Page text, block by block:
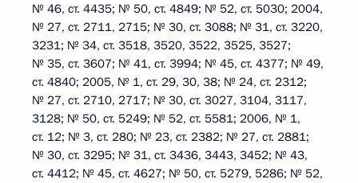
№ 46, ст. 4435; № 50, ст. 4849; № 52, ст. 5030; 2004,
№ 27, ст. 2711, 2715; № 30, ст. 3088; № 31, ст. 3220,
3231; № 34, ст. 3518, 3520, 3522, 3525, 3527;
№ 35, ст. 3607; № 41, ст. 3994; № 45, ст. 4377; № 49,
ст. 4840; 2005, № 1, ст. 29, 30, 38; № 24, ст. 2312;
№ 27, ст. 2710, 2717; № 30, ст. 3027, 3104, 3117,
3128; № 50, ст. 5249; № 52, ст. 5581; 2006, № 1,
ст. 12; № 3, ст. 280; № 23, ст. 2382; № 27, ст. 2881;
№ 30, ст. 3295; № 31, ст. 3436, 3443, 3452; № 43,
ст. 4412; № 45, ст. 4627; № 50, ст. 5279, 5286; № 52,